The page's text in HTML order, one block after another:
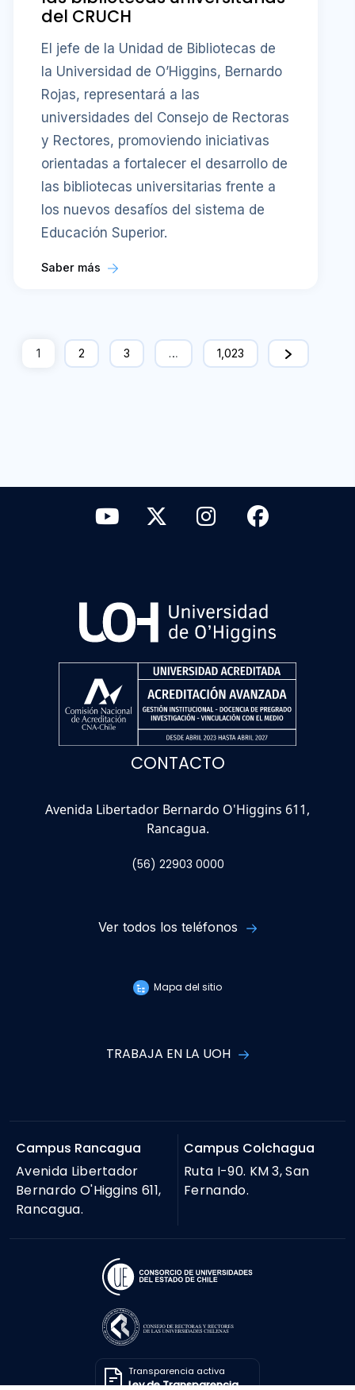
del CRUCH
El jefe de la Unidad de Bibliotecas de
la Universidad de O’Higgins, Bernardo
Rojas, representará a las
universidades del Consejo de Rectoras
y Rectores, promoviendo iniciativas
orientadas a fortalecer el desarrollo de
las bibliotecas universitarias frente a
los nuevos desafíos del sistema de
Educación Superior.
Saber más
1 2 3 … 1,023
CONTACTO
Avenida Libertador Bernardo O'Higgins 611,
Rancagua.
(56) 22903 0000
Ver todos los teléfonos
Mapa del sitio
TRABAJA EN LA UOH
Campus Rancagua
Avenida Libertador
Bernardo O'Higgins 611,
Rancagua.
Campus Colchagua
Ruta I-90. KM 3, San
Fernando.
Transparencia activa
Ley de Transparencia